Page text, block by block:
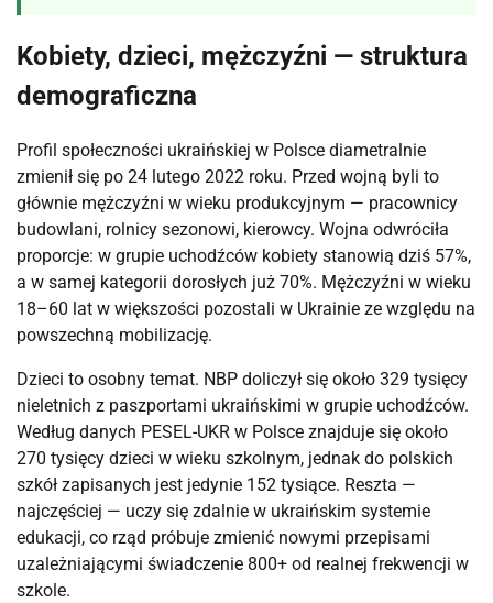
Kobiety, dzieci, mężczyźni — struktura
demograficzna
Profil społeczności ukraińskiej w Polsce diametralnie
zmienił się po 24 lutego 2022 roku. Przed wojną byli to
głównie mężczyźni w wieku produkcyjnym — pracownicy
budowlani, rolnicy sezonowi, kierowcy. Wojna odwróciła
proporcje: w grupie uchodźców kobiety stanowią dziś 57%,
a w samej kategorii dorosłych już 70%. Mężczyźni w wieku
18–60 lat w większości pozostali w Ukrainie ze względu na
powszechną mobilizację.
Dzieci to osobny temat. NBP doliczył się około 329 tysięcy
nieletnich z paszportami ukraińskimi w grupie uchodźców.
Według danych PESEL-UKR w Polsce znajduje się około
270 tysięcy dzieci w wieku szkolnym, jednak do polskich
szkół zapisanych jest jedynie 152 tysiące. Reszta —
najczęściej — uczy się zdalnie w ukraińskim systemie
edukacji, co rząd próbuje zmienić nowymi przepisami
uzależniającymi świadczenie 800+ od realnej frekwencji w
szkole.